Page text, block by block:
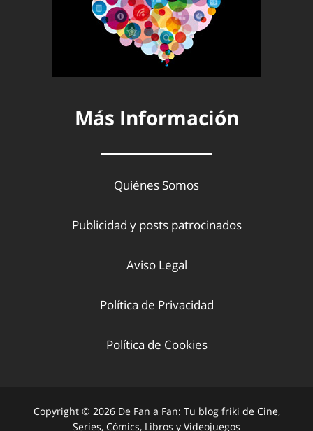
Más Información
Quiénes Somos
Publicidad y posts patrocinados
Aviso Legal
Política de Privacidad
Política de Cookies
Copyright © 2026 De Fan a Fan: Tu blog friki de Cine,
Series, Cómics, Libros y Videojuegos